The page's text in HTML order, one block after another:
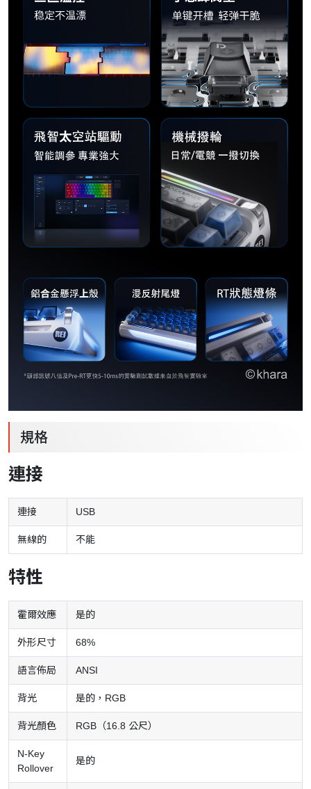
規格
連接
連接 USB
無線的 不能
特性
霍爾效應 是的
外形尺寸 68%
語言佈局 ANSI
背光 是的，RGB
背光顏色 RGB（16.8 公尺）
N-Key
Rollover
是的